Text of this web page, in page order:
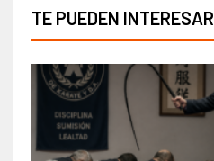
TE PUEDEN INTERESAR